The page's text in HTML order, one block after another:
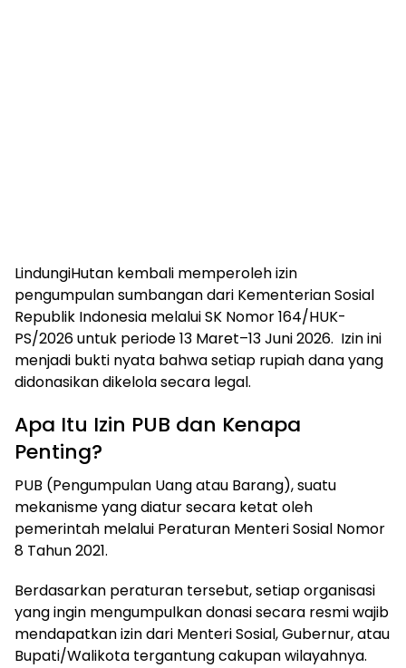
LindungiHutan kembali memperoleh izin
pengumpulan sumbangan dari Kementerian Sosial
Republik Indonesia melalui SK Nomor 164/HUK-
PS/2026 untuk periode 13 Maret–13 Juni 2026. Izin ini
menjadi bukti nyata bahwa setiap rupiah dana yang
didonasikan dikelola secara legal.
Apa Itu Izin PUB dan Kenapa
Penting?
PUB (Pengumpulan Uang atau Barang), suatu
mekanisme yang diatur secara ketat oleh
pemerintah melalui Peraturan Menteri Sosial Nomor
8 Tahun 2021.
Berdasarkan peraturan tersebut, setiap organisasi
yang ingin mengumpulkan donasi secara resmi wajib
mendapatkan izin dari Menteri Sosial, Gubernur, atau
Bupati/Walikota tergantung cakupan wilayahnya.